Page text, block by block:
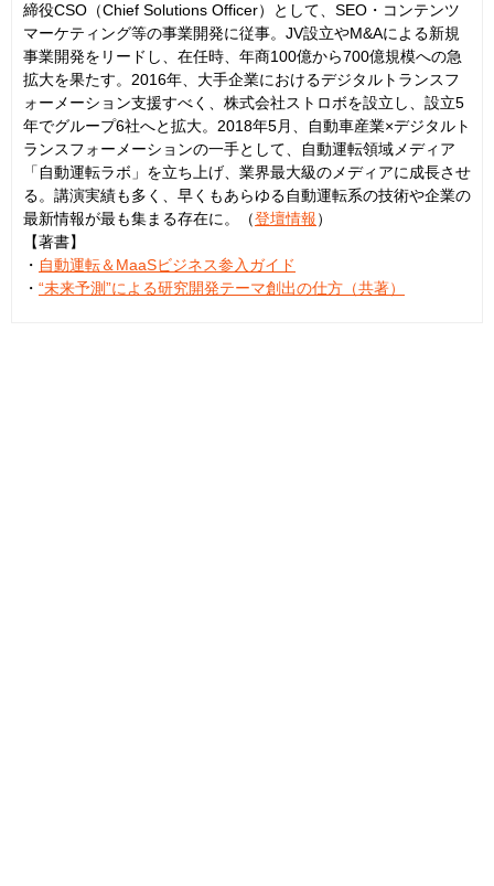
締役CSO（Chief Solutions Officer）として、SEO・コンテンツ
マーケティング等の事業開発に従事。JV設立やM&Aによる新規
事業開発をリードし、在任時、年商100億から700億規模への急
拡大を果たす。2016年、大手企業におけるデジタルトランスフ
ォーメーション支援すべく、株式会社ストロボを設立し、設立5
年でグループ6社へと拡大。2018年5月、自動車産業×デジタルト
ランスフォーメーションの一手として、自動運転領域メディア
「自動運転ラボ」を立ち上げ、業界最大級のメディアに成長させ
る。講演実績も多く、早くもあらゆる自動運転系の技術や企業の
最新情報が最も集まる存在に。（登壇情報）
【著書】
・ 自動運転＆MaaSビジネス参入ガイド
・ “未来予測”による研究開発テーマ創出の仕方（共著）